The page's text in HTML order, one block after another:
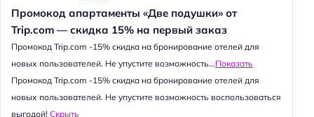
Промокод апартаменты «Две подушки» от
Trip.com — скидка 15% на первый заказ
Промокод Trip.com -15% скидка на бронирование отелей для
новых пользователей. Не упустите возможность...Показать
Промокод Trip.com -15% скидка на бронирование отелей для
новых пользователей. Не упустите возможность воспользоваться
выгодой! Скрыть